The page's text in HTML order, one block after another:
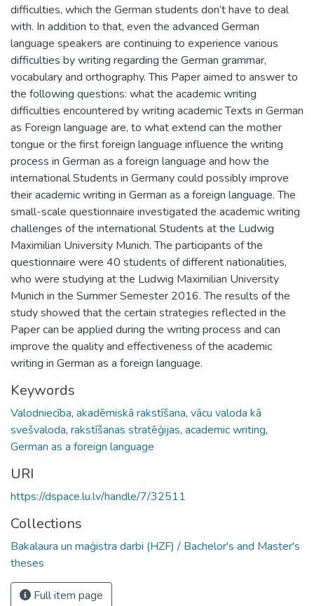
difficulties, which the German students don’t have to deal
with. In addition to that, even the advanced German
language speakers are continuing to experience various
difficulties by writing regarding the German grammar,
vocabulary and orthography. This Paper aimed to answer to
the following questions: what the academic writing
difficulties encountered by writing academic Texts in German
as Foreign language are, to what extend can the mother
tongue or the first foreign language influence the writing
process in German as a foreign language and how the
international Students in Germany could possibly improve
their academic writing in German as a foreign language. The
small-scale questionnaire investigated the academic writing
challenges of the international Students at the Ludwig
Maximilian University Munich. The participants of the
questionnaire were 40 students of different nationalities,
who were studying at the Ludwig Maximilian University
Munich in the Summer Semester 2016. The results of the
study showed that the certain strategies reflected in the
Paper can be applied during the writing process and can
improve the quality and effectiveness of the academic
writing in German as a foreign language.
Keywords
Valodniecība, akadēmiskā rakstīšana, vācu valoda kā
svešvaloda, rakstīšanas stratēģijas, academic writing,
German as a foreign language
URI
https://dspace.lu.lv/handle/7/32511
Collections
Bakalaura un maģistra darbi (HZF) / Bachelor's and Master's
theses
Full item page